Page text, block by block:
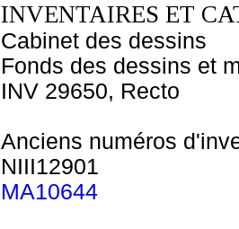
INVENTAIRES ET
Cabinet des dessins
Fonds des dessins et
INV 29650, Recto
Anciens numéros
NIII12901
MA10644